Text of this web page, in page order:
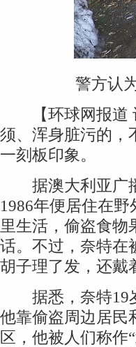
警方认为
【环球网报道
须、浑身脏污的，
一刻板印象。
据澳大利亚广播
1986年便居住在
里生活，偷盗食物
话。不过，奈特在
胡子理了发，还戴
据悉，奈特19岁
他靠偷盗周边居民
区，他被人们称作